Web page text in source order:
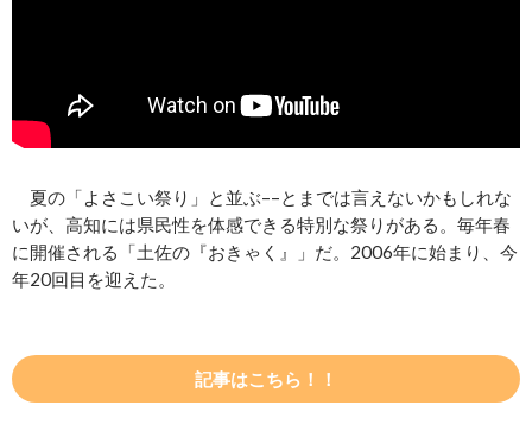
夏の「よさこい祭り」と並ぶ––とまでは言えないかもしれな
いが、高知には県民性を体感できる特別な祭りがある。毎年春
に開催される「土佐の『おきゃく』」だ。2006年に始まり、今
年20回目を迎えた。
記事はこちら！！